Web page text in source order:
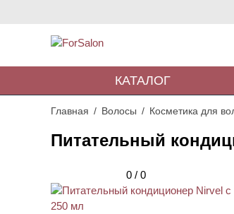
КАТАЛОГ
Главная Волосы Косметика для
Питательный
0 / 0